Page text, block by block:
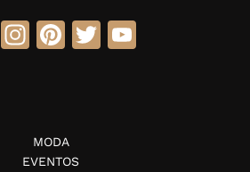
Facebook
Instagram
Pinterest
Twitter
MODA
EVENTOS